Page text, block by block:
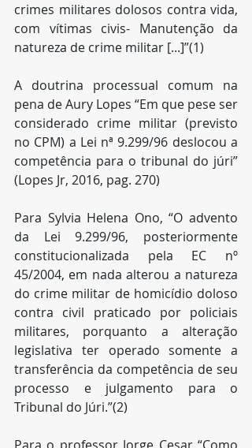
crimes militares dolosos contra vida,
com vítimas civis- Manutenção da
natureza de crime militar [...]”(1)
A doutrina processual comum na
pena de Aury Lopes “Em que pese ser
considerado crime militar (previsto
no CPM) a Lei nª 9.299/96 deslocou a
competência para o tribunal do júri”
(Lopes Jr, 2016, pag. 270)
Para Sylvia Helena Ono, “O advento
da Lei 9.299/96, posteriormente
constitucionalizada pela EC nº
45/2004, em nada alterou a natureza
do crime militar de homicídio doloso
contra civil praticado por policiais
militares, porquanto a alteração
legislativa ter operado somente a
transferência da competência de seu
processo e julgamento para o
Tribunal do Júri.”(2)